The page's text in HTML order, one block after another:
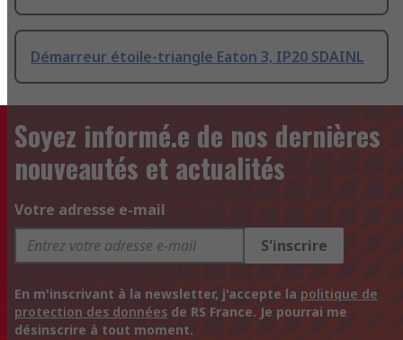
Démarreur étoile-triangle Eaton 3, IP20 SDAINL
Soyez informé.e de nos dernières
nouveautés et actualités
Votre adresse e-mail
S'inscrire
En m'inscrivant à la newsletter, j'accepte la politique de
protection des données de RS France. Je pourrai me
désinscrire à tout moment.